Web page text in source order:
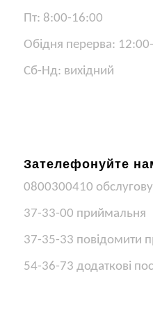
Пт: 8:00-16:00
Обідня перерва:
Сб-Нд: вихідний
Зателефонуйте
0800300410
37-33-00 приймальня
37-35-33 повідомити
54-36-73 додаткові